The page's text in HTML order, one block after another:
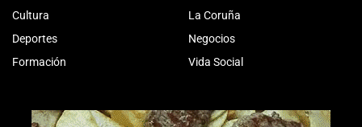
Cultura
Deportes
Formación
La Coruña
Negocios
Vida Social